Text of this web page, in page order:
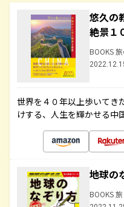
悠久の
絶景１
BOOKS
世界を４０年以上歩いてき
けする、人生を輝かせる中
地球
BOOKS